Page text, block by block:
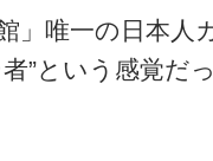
」唯一の日本人
”という感覚だ